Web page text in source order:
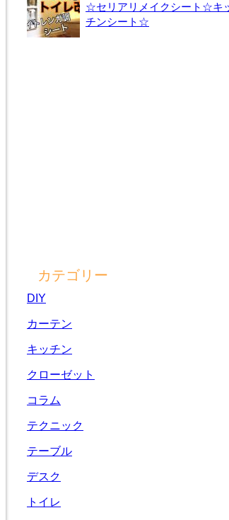
☆セリアリメイクシート☆キ
チンシート☆
カテゴリー
DIY
カーテン
キッチン
クローゼット
コラム
テクニック
テーブル
デスク
トイレ